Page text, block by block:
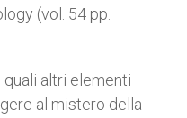
(vol. 54 pp.
altri elementi
al mistero della